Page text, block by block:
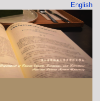
English